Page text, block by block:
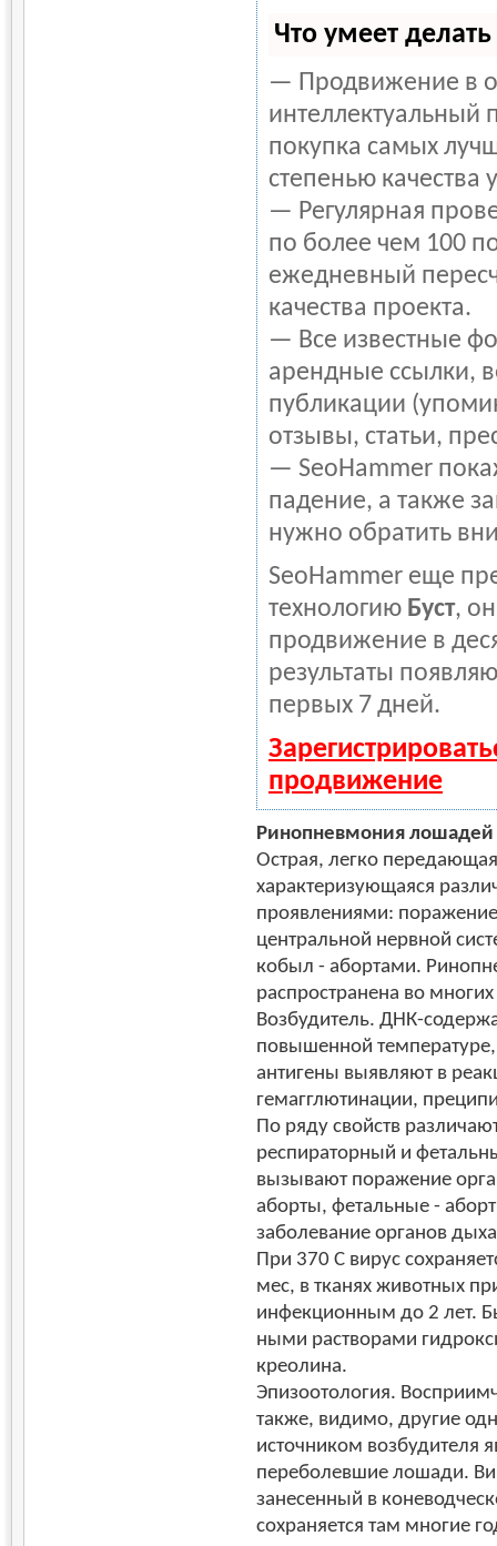
Что умеет
— Продвижение в
интеллектуальный
покупка самых
степенью качества
— Регулярная
по более чем 100
ежедневный
качества проекта.
— Все известные
арендные ссылки,
публикации
отзывы, статьи,
— SeoHammer
падение, а также
нужно обратить
SeoHammer еще
технологию Буст,
продвижение в
результаты
первых 7 дней.
продвижение
Ринопневмония лошадей
Острая, легко
характеризующаяся
проявлениями:
центральной нервной
кобыл - абортами.
распространена во
Возбудитель. ДНК-
повышенной
антигены выявляют в
гемагглютинации,
По ряду свойств
респираторный и
вызывают поражение
аборты, фетальные -
заболевание органов
При 370 С вирус
мес, в тканях животных
инфекционным до 2 лет.
ными растворами
креолина.
Эпизоотология.
также, видимо, другие
источником возбудителя
переболевшие лошади.
занесенный в
сохраняется там многие